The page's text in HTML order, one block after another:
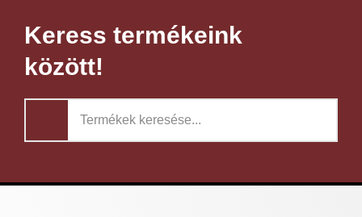
Keress termékeink
között!